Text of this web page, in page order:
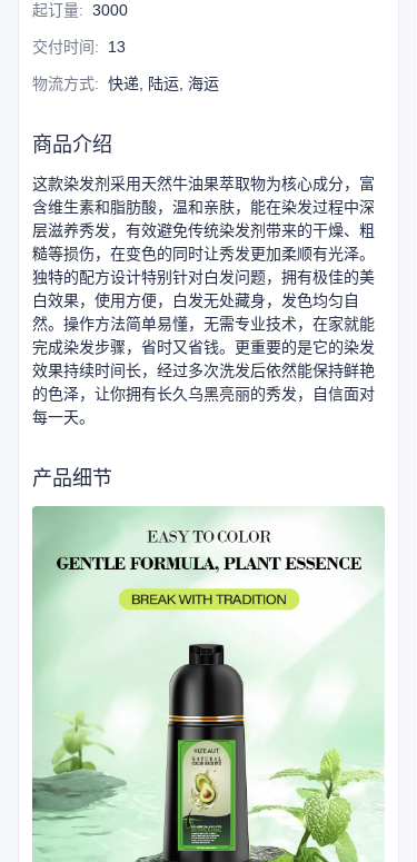
起订量: 3000
交付时间: 13
物流方式: 快递, 陆运, 海运
商品介绍
这款染发剂采用天然牛油果萃取物为核心成分，富
含维生素和脂肪酸，温和亲肤，能在染发过程中深
层滋养秀发，有效避免传统染发剂带来的干燥、粗
糙等损伤，在变色的同时让秀发更加柔顺有光泽。
独特的配方设计特别针对白发问题，拥有极佳的美
白效果，使用方便，白发无处藏身，发色均匀自
然。操作方法简单易懂，无需专业技术，在家就能
完成染发步骤，省时又省钱。更重要的是它的染发
效果持续时间长，经过多次洗发后依然能保持鲜艳
的色泽，让你拥有长久乌黑亮丽的秀发，自信面对
每一天。
产品细节